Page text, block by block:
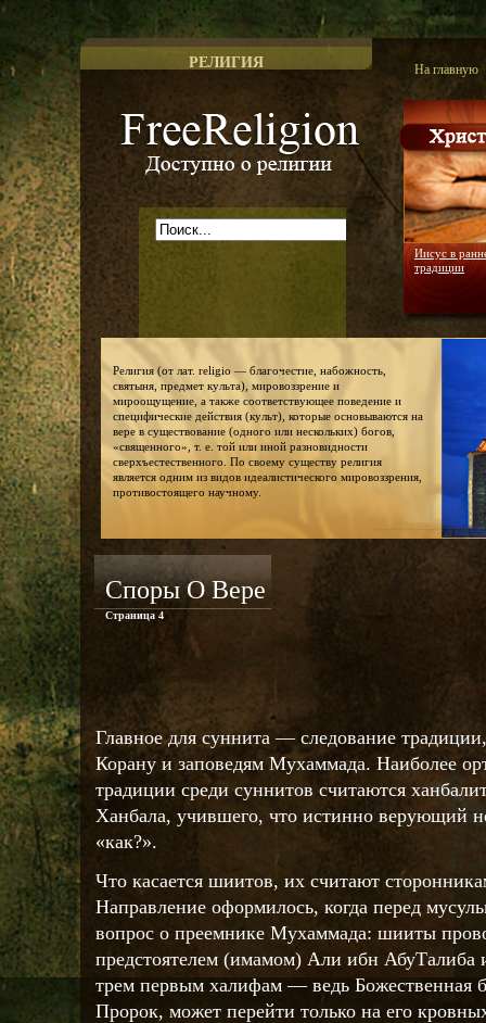
РЕЛИГИЯ На главную
Иисус в
традиции
Религия (от лат. religio — благочестие, набожность,
святыня, предмет культа), мировоззрение и
мироощущение, а также соответствующее поведение и
специфические действия (культ), которые основываются на
вере в существование (одного или нескольких) богов,
«священного», т. е. той или иной разновидности
сверхъестественного. По своему существу религия
является одним из видов идеалистического мировоззрения,
противостоящего научному.
Споры О Вере
Страница 4
Главное для суннита — следование
Корану и заповедям Мухаммада. Наиболее
традиции среди суннитов считаются
Ханбала, учившего, что истинно верующий
«как?».
Что касается шиитов, их считают
Направление оформилось, когда перед
вопрос о преемнике Мухаммада: шииты
предстоятелем (имамом) Али ибн АбуТалиба
трем первым халифам — ведь Божественная
Пророк, может перейти только на его